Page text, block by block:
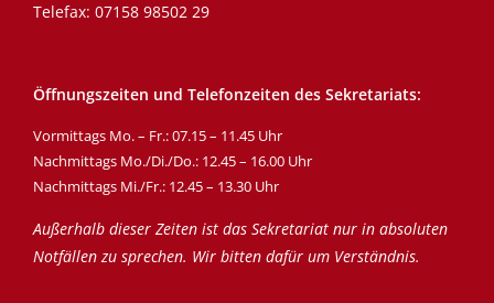
Telefax: 07158 98502 29
Öffnungszeiten und Telefonzeiten des Sekretariats:
Vormittags Mo. – Fr.: 07.15 – 11.45 Uhr
Nachmittags Mo./Di./Do.: 12.45 – 16.00 Uhr
Nachmittags Mi./Fr.: 12.45 – 13.30 Uhr
Außerhalb dieser Zeiten ist das Sekretariat nur in absoluten
Notfällen zu sprechen. Wir bitten dafür um Verständnis.